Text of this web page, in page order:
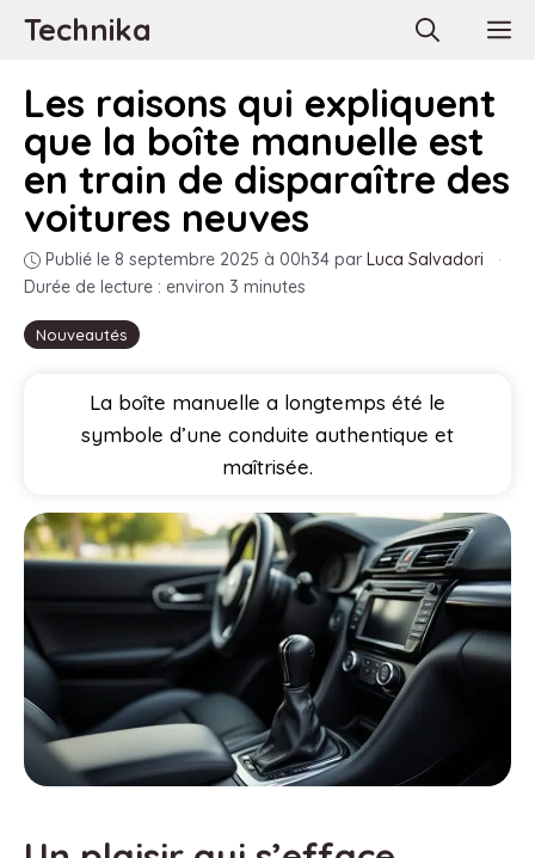
AllerTechnika
Nouveautés
Les raisons qui expliquent
que la boîte manuelle est
en train de disparaître des
voitures neuves
Publié le 8 septembre 2025 à 00h34 par Luca Salvadori
·
Durée de lecture : environ 3 minutes
La boîte manuelle a longtemps été le
symbole d’une conduite authentique et
maîtrisée.